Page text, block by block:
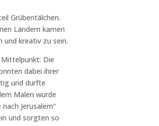
Grübentälchen.
Ländern kamen
und kreativ zu sein.
Die
dabei ihrer
und durfte
Malen wurde
Jerusalem“
und sorgten so